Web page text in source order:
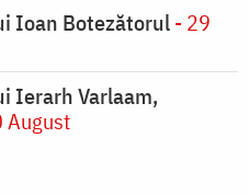
Ioan Botezătorul- 29
Ierarh Varlaam,
August